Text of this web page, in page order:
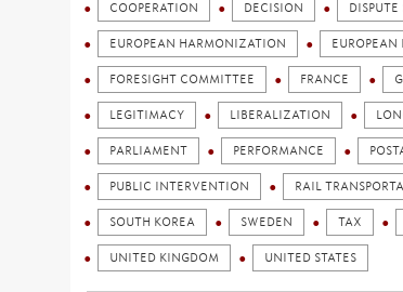
COOPERATION DECISION
EUROPEAN HARMONIZATION EUROPEAN
FORESIGHT COMMITTEE FRANCE
LEGITIMACY LIBERALIZATION
PARLIAMENT PERFORMANCE
PUBLIC INTERVENTION RAIL
SOUTH KOREA SWEDEN TAX
UNITED KINGDOM UNITED STATES